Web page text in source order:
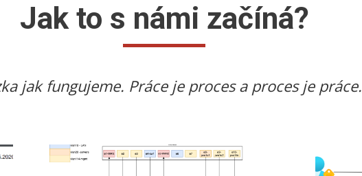
Jak to s námi začíná?
jak fungujeme. Práce je proces a proces je práce.